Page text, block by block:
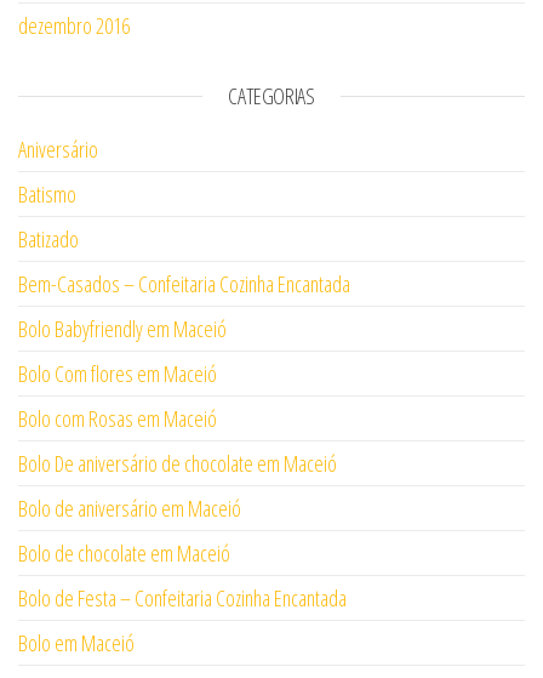
dezembro 2016
CATEGORIAS
Aniversário
Batismo
Batizado
Bem-Casados – Confeitaria Cozinha Encantada
Bolo Babyfriendly em Maceió
Bolo Com flores em Maceió
Bolo com Rosas em Maceió
Bolo De aniversário de chocolate em Maceió
Bolo de aniversário em Maceió
Bolo de chocolate em Maceió
Bolo de Festa – Confeitaria Cozinha Encantada
Bolo em Maceió